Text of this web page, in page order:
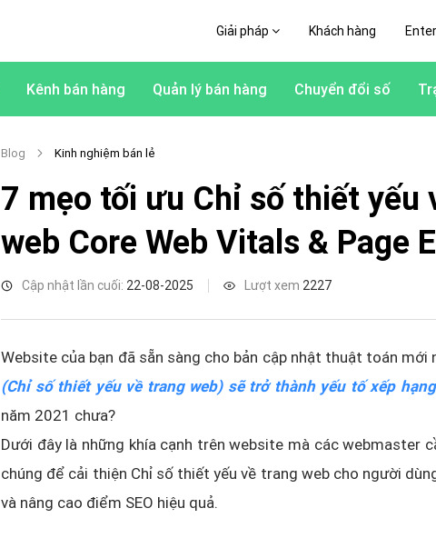
Giải pháp Khách hàng
Kênh bán hàng Quản lý bán hàng Chuyển đổi số
Blog Kinh nghiệm bán lẻ
7 mẹo tối ưu Chỉ số thiết yếu
web Core Web Vitals & Page
Cập nhật lần cuối: 22-08-2025 Lượt xem 2227
Website của bạn đã sẵn sàng cho bản cập nhật thuật toán mới
(Chỉ số thiết yếu về trang web) sẽ trở thành yếu tố xếp
năm 2021 chưa?
Dưới đây là những khía cạnh trên website mà các webmaster
chúng để cải thiện Chỉ số thiết yếu về trang web cho người
và nâng cao điểm SEO hiệu quả.